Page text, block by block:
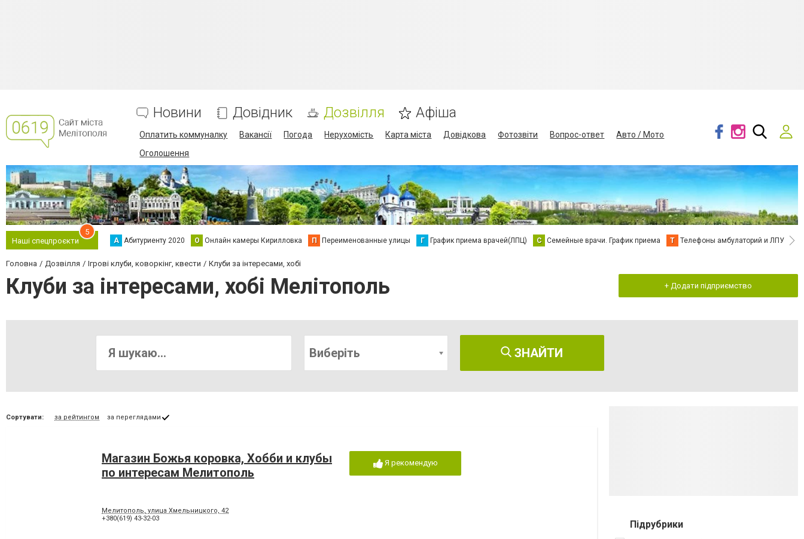
Новини Довідник Дозвілля Афіша
Оплатить коммуналку Вакансії Погода Нерухомість Карта міста Довідкова Фотозвіти Вопрос-ответ
Авто / Мото
Оголошення
Наші спецпроєкти
5
А Абитуриенту 2020 О Онлайн камеры Кирилловка П Переименованные улицы Г График приема врачей(ЛПЦ) С Семейные врачи. График приема Т Телефоны амбулаторий и ЛПУ В
Головна Дозвілля Ігрові клуби, коворкінг, квести Клуби за інтересами, хобі
Клуби за інтересами, хобі Мелітополь + Додати підприємство
Виберіть ЗНАЙТИ
Сортувати: за рейтингом за переглядами
Магазин Божья коровка, Хобби и клубы
по интересам Мелитополь
Мелитополь, улица Хмельницкого, 42
+380(619) 43-32-03
Я рекомендую
Підрубрики